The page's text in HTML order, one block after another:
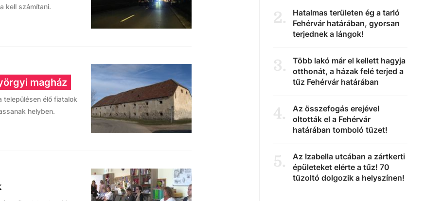
kell számítani.
magház
településen élő fiatalok
helyben.
2.
Hatalmas területen ég a tarló
Fehérvár határában, gyorsan
terjednek a lángok!
3.
Több lakó már el kellett hagyja
otthonát, a házak felé terjed a
tűz Fehérvár határában
4.
Az összefogás erejével
oltották el a Fehérvár
határában tomboló tüzet!
5.
Az Izabella utcában a zártkerti
épületeket elérte a tűz! 70
tűzoltó dolgozik a helyszínen!